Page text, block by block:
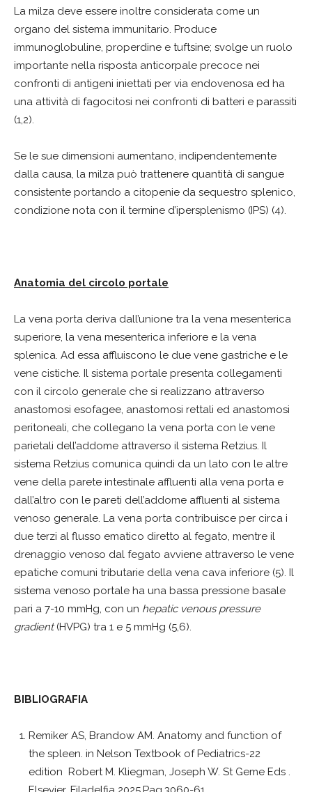
La milza deve essere inoltre considerata come un
organo del sistema immunitario. Produce
immunoglobuline, properdine e tuftsine; svolge un ruolo
importante nella risposta anticorpale precoce nei
confronti di antigeni iniettati per via endovenosa ed ha
una attività di fagocitosi nei confronti di batteri e parassiti
(1,2).
Se le sue dimensioni aumentano, indipendentemente
dalla causa, la milza può trattenere quantità di sangue
consistente portando a citopenie da sequestro splenico,
condizione nota con il termine d’ipersplenismo (IPS) (4).
Anatomia del circolo portale
La vena porta deriva dall’unione tra la vena mesenterica
superiore, la vena mesenterica inferiore e la vena
splenica. Ad essa affluiscono le due vene gastriche e le
vene cistiche. Il sistema portale presenta collegamenti
con il circolo generale che si realizzano attraverso
anastomosi esofagee, anastomosi rettali ed anastomosi
peritoneali, che collegano la vena porta con le vene
parietali dell’addome attraverso il sistema Retzius. Il
sistema Retzius comunica quindi da un lato con le altre
vene della parete intestinale affluenti alla vena porta e
dall’altro con le pareti dell’addome affluenti al sistema
venoso generale. La vena porta contribuisce per circa i
due terzi al flusso ematico diretto al fegato, mentre il
drenaggio venoso dal fegato avviene attraverso le vene
epatiche comuni tributarie della vena cava inferiore (5). Il
sistema venoso portale ha una bassa pressione basale
pari a 7-10 mmHg, con un hepatic venous pressure
gradient(HVPG) tra 1 e 5 mmHg (5,6).
BIBLIOGRAFIA
Remiker AS, Brandow AM. Anatomy and function of
the spleen. in Nelson Textbook of Pediatrics-22
edition Robert M. Kliegman, Joseph W. St Geme Eds .